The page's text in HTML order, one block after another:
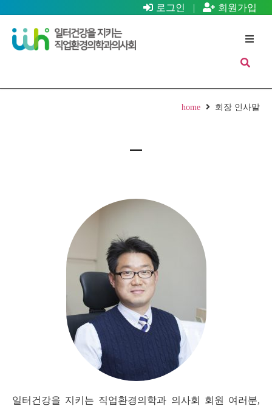
로그인 | 회원가입
home 회장 인사말
일터건강을 지키는 직업환경의학과 의사회 회원 여러분,